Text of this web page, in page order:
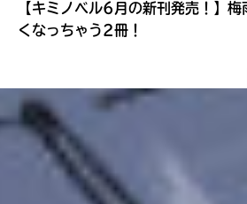
【キミノベル6月の新刊発売！】
くなっちゃう2冊！